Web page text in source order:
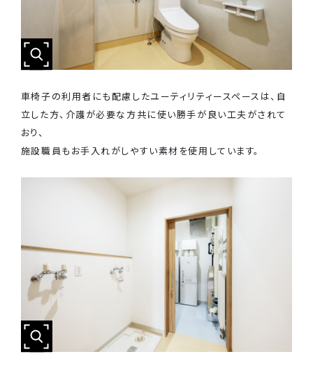
車椅子の利用者にも配慮したユーティリティースペースは、自
立した方、介護が必要な方共に使い勝手が良い工夫がされて
おり、
施設職員もお手入れがしやすい素材を使用しています。